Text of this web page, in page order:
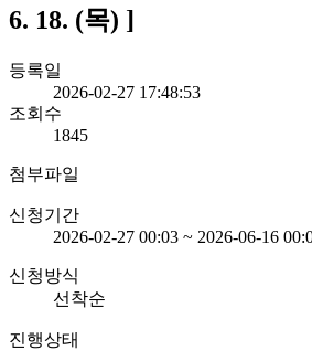
6. 18. (목) ]
등록일
2026-02-27 17:48:53
조회수
1845
첨부파일
신청기간
2026-02-27 00:03 ~ 2026-06-16
신청방식
선착순
진행상태